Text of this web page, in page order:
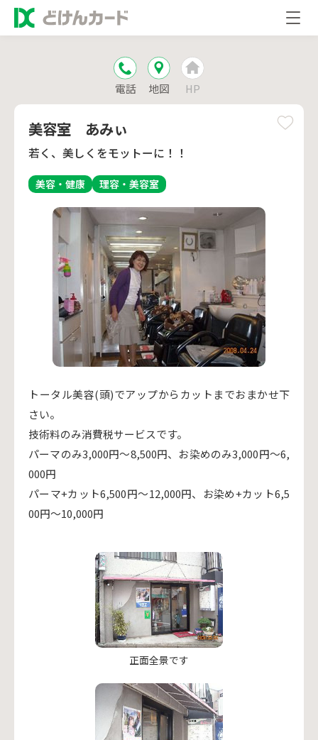
電話 地図 HP
美容室 あみぃ
若く、美しくをモットーに！！
美容・健康 理容・美容室
トータル美容(頭)でアップからカットまでおまかせ下
さい。
技術料のみ消費税サービスです。
パーマのみ3,000円～8,500円、お染めのみ3,000円～6,
000円
パーマ+カット6,500円～12,000円、お染め+カット6,5
00円～10,000円
正面全景です